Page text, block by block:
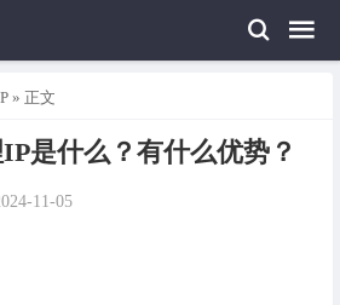
» 正文
是什么？有什么优势？
11-05